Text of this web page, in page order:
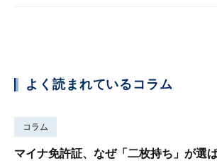
よく読まれているコラム
コラム
マイナ免許証、なぜ「二枚持ち」が選